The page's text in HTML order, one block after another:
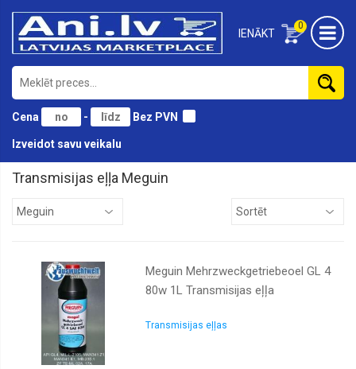
0
IENĀKT
Cena - Bez PVN
Izveidot savu veikalu
Castrol
Eurol
Liqui
Transmisijas eļļa Meguin
Meguin Mehrzweckgetriebeoel GL 4
80w 1L Transmisijas eļļa
Transmisijas eļļas